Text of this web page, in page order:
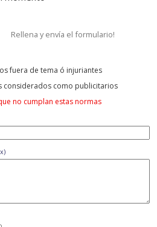
Rellena y envía el formulario!
fuera de tema ó injuriantes
considerados como publicitarios
no cumplan estas normas